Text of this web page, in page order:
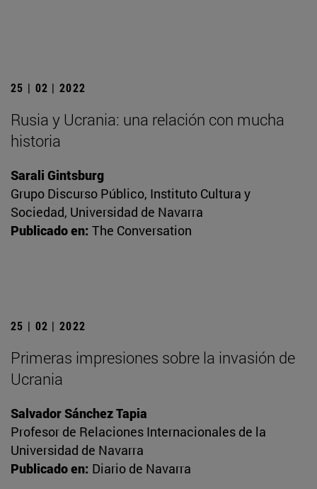
25 | 02 | 2022
Rusia y Ucrania: una relación con mucha
historia
Sarali Gintsburg
Grupo Discurso Público, Instituto Cultura y
Sociedad, Universidad de Navarra
Publicado en: The Conversation
25 | 02 | 2022
Primeras impresiones sobre la invasión de
Ucrania
Salvador Sánchez Tapia
Profesor de Relaciones Internacionales de la
Universidad de Navarra
Publicado en: Diario de Navarra